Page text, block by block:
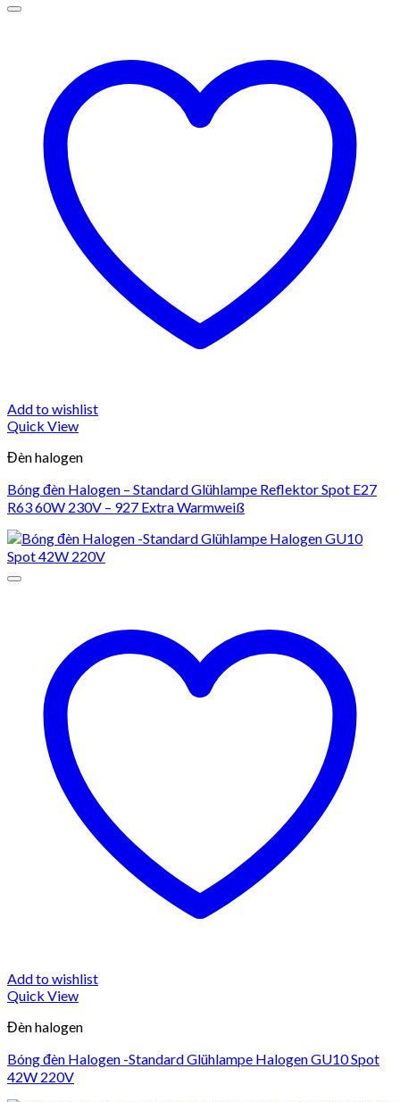
Add to wishlist
Quick View
Đèn halogen
Bóng đèn Halogen – Standard Glühlampe Reflektor Spot E27
R63 60W 230V – 927 Extra Warmweiß
Add to wishlist
Quick View
Đèn halogen
Bóng đèn Halogen -Standard Glühlampe Halogen GU10 Spot
42W 220V